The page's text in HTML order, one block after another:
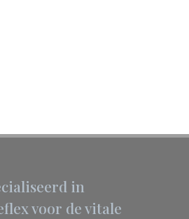
in
voor de vitale